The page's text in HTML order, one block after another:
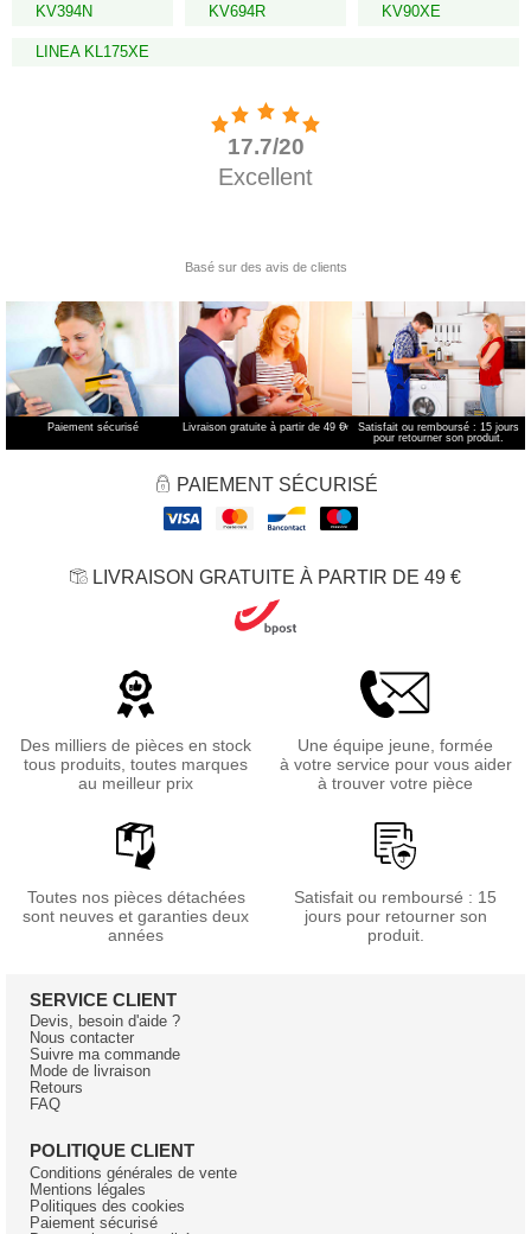
KV394N KV694R KV90XE
LINEA KL175XE
Paiement sécurisé Livraison gratuite à partir de 49 €*
Satisfait ou remboursé : 15 jours
pour retourner son produit.
PAIEMENT SÉCURISÉ
LIVRAISON GRATUITE À PARTIR DE 49 €
Des milliers de pièces en stock
tous produits, toutes marques
au meilleur prix
Une équipe jeune, formée
à votre service pour vous aider
à trouver votre pièce
Toutes nos pièces détachées
sont neuves et garanties deux
années
Satisfait ou remboursé : 15
jours pour retourner son
produit.
SERVICE CLIENT
Devis, besoin d'aide ?
Nous contacter
Suivre ma commande
Mode de livraison
Retours
FAQ
POLITIQUE CLIENT
Conditions générales de vente
Mentions légales
Politiques des cookies
Paiement sécurisé